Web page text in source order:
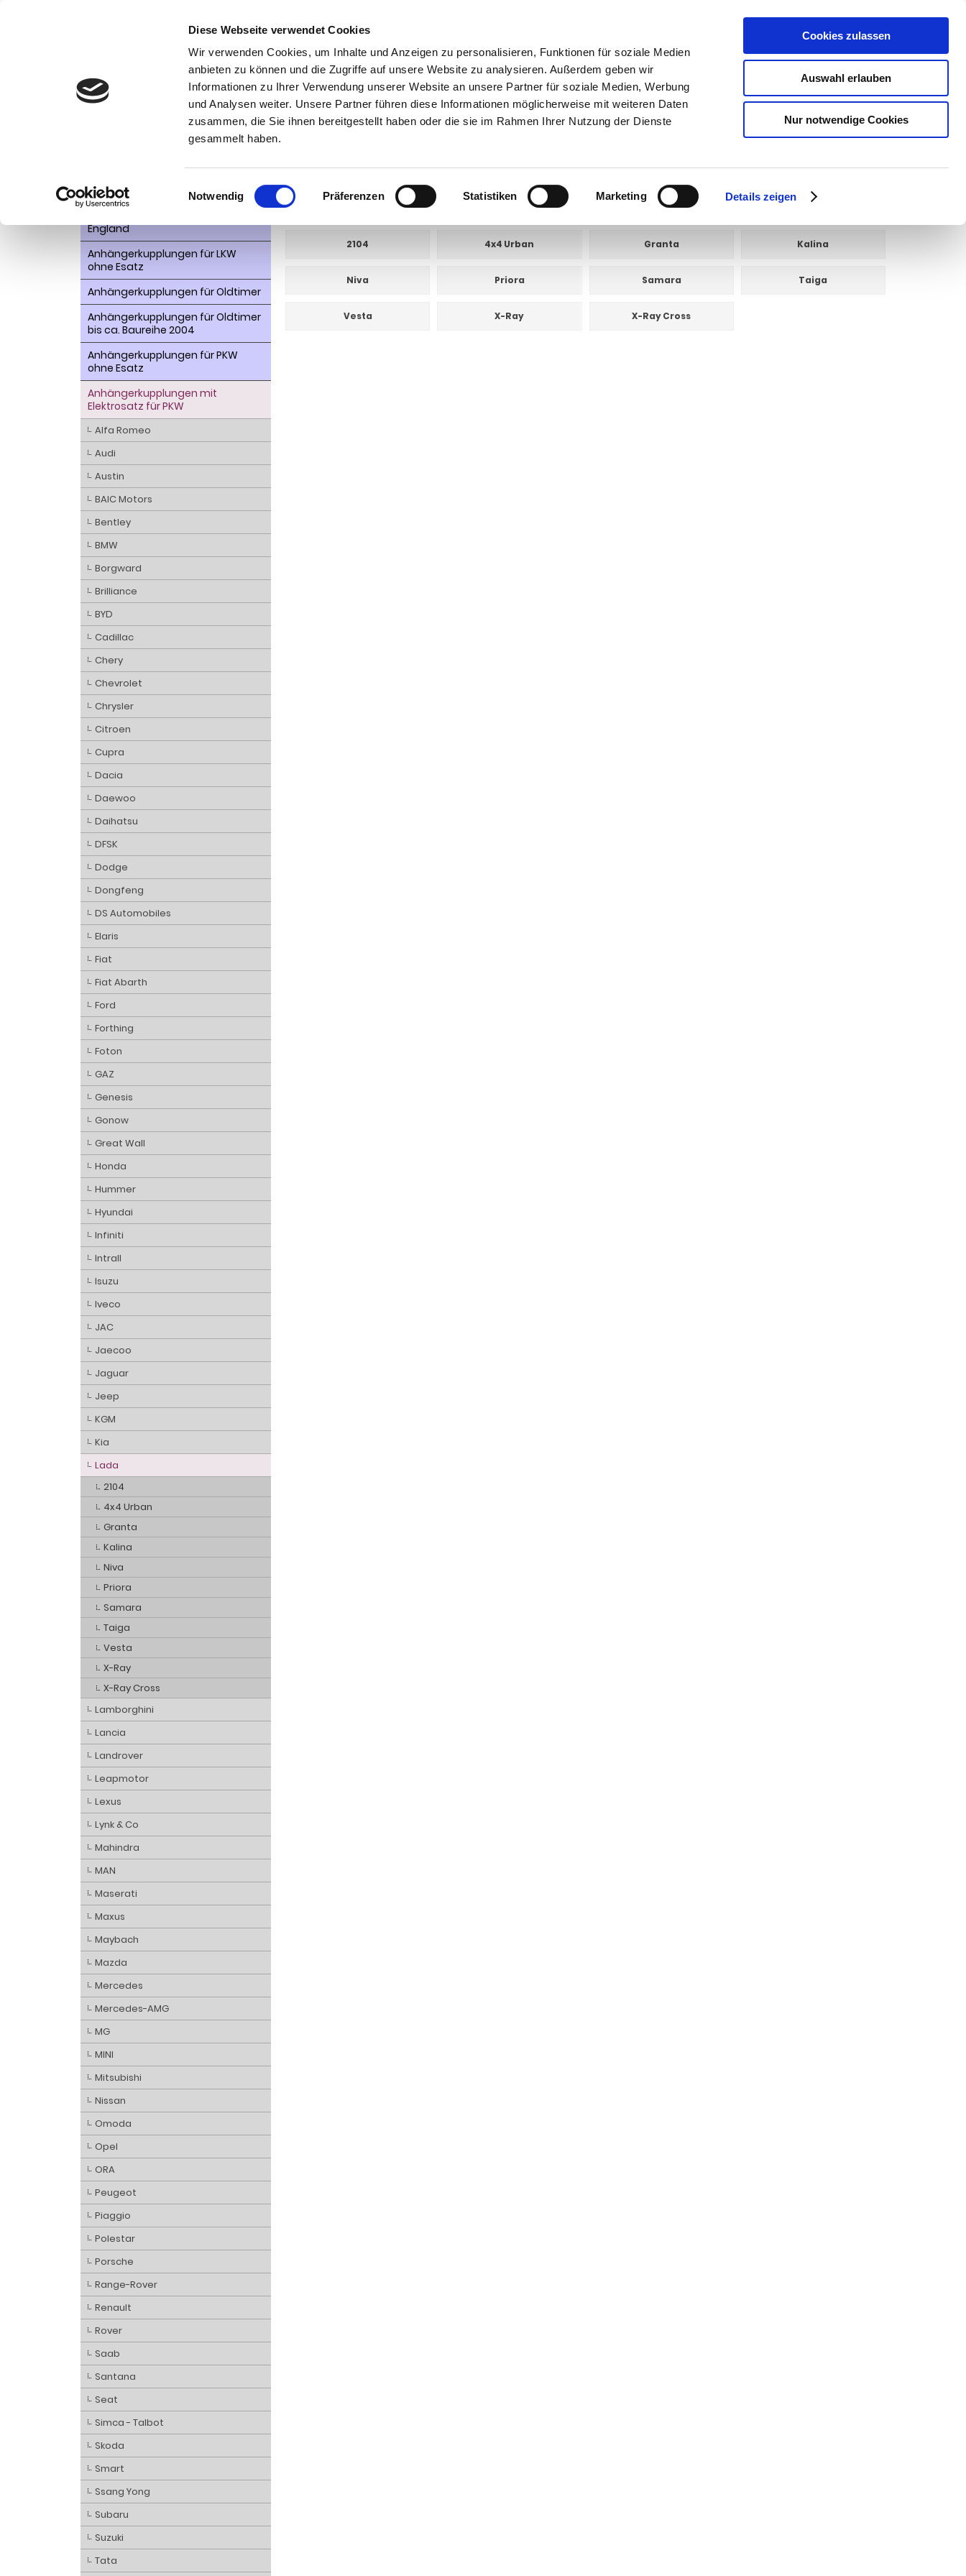
Diese Webseite verwendet Cookies
Wir verwenden Cookies, um Inhalte und Anzeigen zu personalisieren, Funktionen für soziale Medien
anbieten zu können und die Zugriffe auf unsere Website zu analysieren. Außerdem geben wir
Informationen zu Ihrer Verwendung unserer Website an unsere Partner für soziale Medien, Werbung
und Analysen weiter. Unsere Partner führen diese Informationen möglicherweise mit weiteren Daten
zusammen, die Sie ihnen bereitgestellt haben oder die sie im Rahmen Ihrer Nutzung der Dienste
gesammelt haben.
Einwilligungsauswahl
Notwendig Präferenzen Statistiken Marketing Details zeigen
Cookies zulassen
Auswahl erlauben
Nur notwendige Cookies
SUCHEN
Kontakt 0 44 89 - 92 34 67 6 AHK-Finder Kasse Warenkorb 0 Artikel
WEITERE UNTERKATEGORIEN:
2104 4x4 Urban Granta Kalina
Niva Priora Samara Taiga
Vesta X-Ray X-Ray Cross
Kategorien
AHK- Zubehör, Ersatzteile
Anhängerkupplungen für
England
Anhängerkupplungen für LKW
ohne Esatz
Anhängerkupplungen für Oldtimer
Anhängerkupplungen für Oldtimer
bis ca. Baureihe 2004
Anhängerkupplungen für PKW
ohne Esatz
Anhängerkupplungen mit
Elektrosatz für PKW
Alfa Romeo
Audi
Austin
BAIC Motors
Bentley
BMW
Borgward
Brilliance
BYD
Cadillac
Chery
Chevrolet
Chrysler
Citroen
Cupra
Dacia
Daewoo
Daihatsu
DFSK
Dodge
Dongfeng
DS Automobiles
Elaris
Fiat
Fiat Abarth
Ford
Forthing
Foton
GAZ
Genesis
Gonow
Great Wall
Honda
Hummer
Hyundai
Infiniti
Intrall
Isuzu
Iveco
JAC
Jaecoo
Jaguar
Jeep
KGM
Kia
Lada
2104
4x4 Urban
Granta
Kalina
Niva
Priora
Samara
Taiga
Vesta
X-Ray
X-Ray Cross
Lamborghini
Lancia
Landrover
Leapmotor
Lexus
Lynk & Co
Mahindra
MAN
Maserati
Maxus
Maybach
Mazda
Mercedes
Mercedes-AMG
MG
MINI
Mitsubishi
Nissan
Omoda
Opel
ORA
Peugeot
Piaggio
Polestar
Porsche
Range-Rover
Renault
Rover
Saab
Santana
Seat
Simca - Talbot
Skoda
Smart
Ssang Yong
Subaru
Suzuki
Tata